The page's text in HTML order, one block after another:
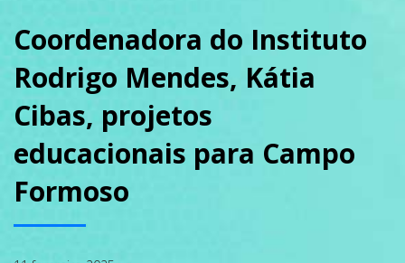
SOBRE
PODCAST
Coordenadora do Instituto
Rodrigo Mendes, Kátia
Cibas, projetos
educacionais para Campo
Formoso